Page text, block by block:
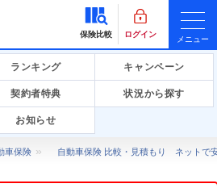
保険比較 ログイン
メニュー
ランキング キャンペーン
契約者特典 状況から探す
お知らせ
車保険 自動車保険 比較・見積もり ネットで